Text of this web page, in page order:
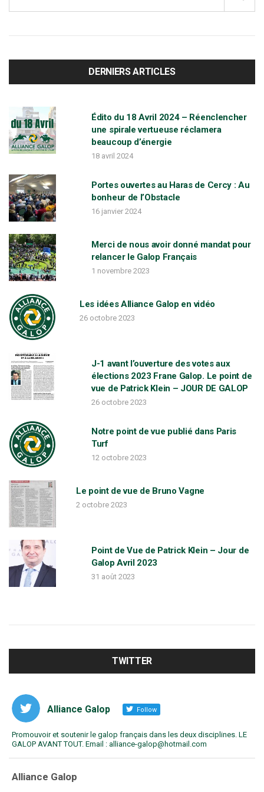
t
f
o
n
a
v
a
o
a
DERNIERS ARTICLES
Édito du 18 Avril 2024 – Réenclencher
une spirale vertueuse réclamera
beaucoup d’énergie
18 avril 2024
Portes ouvertes au Haras de Cercy : Au
bonheur de l’Obstacle
16 janvier 2024
Merci de nous avoir donné mandat pour
relancer le Galop Français
1 novembre 2023
Les idées Alliance Galop en vidéo
26 octobre 2023
J-1 avant l’ouverture des votes aux
élections 2023 Frane Galop. Le point de
vue de Patrick Klein – JOUR DE GALOP
26 octobre 2023
Notre point de vue publié dans Paris
Turf
12 octobre 2023
Le point de vue de Bruno Vagne
2 octobre 2023
Point de Vue de Patrick Klein – Jour de
Galop Avril 2023
31 août 2023
TWITTER
Alliance Galop Follow
Promouvoir et soutenir le galop français dans les deux disciplines. LE
GALOP AVANT TOUT. Email : alliance-galop@hotmail.com
Alliance Galop